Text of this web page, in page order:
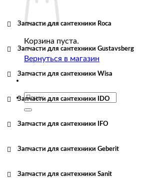
Корзина пуста.
Вернуться в магазин
Искать:
Запчасти для сантехники Roca
Запчасти для сантехники Gustavsberg
Запчасти для сантехники Wisa
Запчасти для сантехники IDO
Запчасти для сантехники IFO
Запчасти для сантехники Geberit
Запчасти для сантехники Sanit